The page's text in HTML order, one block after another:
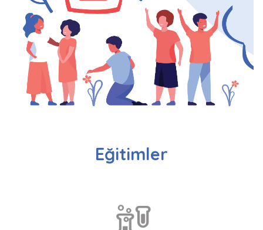
Eğitimler